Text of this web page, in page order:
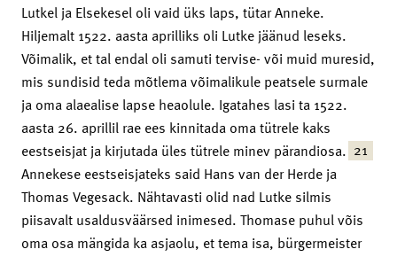
Lutkel ja Elsekesel oli vaid üks laps, tütar Anneke.
Hiljemalt 1522. aasta aprilliks oli Lutke jäänud leseks.
Võimalik, et tal endal oli samuti tervise- või muid muresid,
mis sundisid teda mõtlema võimalikule peatsele surmale
ja oma alaealise lapse heaolule. Igatahes lasi ta 1522.
aasta 26. aprillil rae ees kinnitada oma tütrele kaks
eestseisjat ja kirjutada üles tütrele minev pärandiosa. 21
Annekese eestseisjateks said Hans van der Herde ja
Thomas Vegesack. Nähtavasti olid nad Lutke silmis
piisavalt usaldusväärsed inimesed. Thomase puhul võis
oma osa mängida ka asjaolu, et tema isa, bürgermeister